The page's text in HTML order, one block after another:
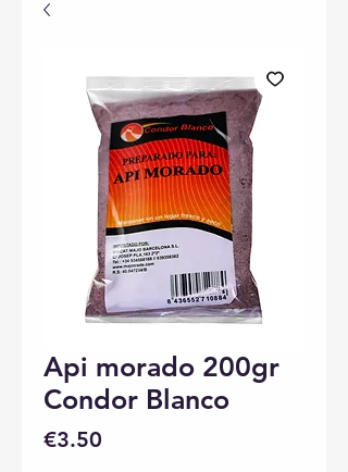
Api morado 200gr
Condor Blanco
€3.50